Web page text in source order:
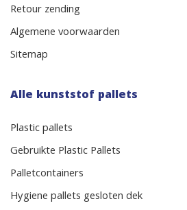
Retour zending
Algemene voorwaarden
Sitemap
Alle kunststof pallets
Plastic pallets
Gebruikte Plastic Pallets
Palletcontainers
Hygiene pallets gesloten dek